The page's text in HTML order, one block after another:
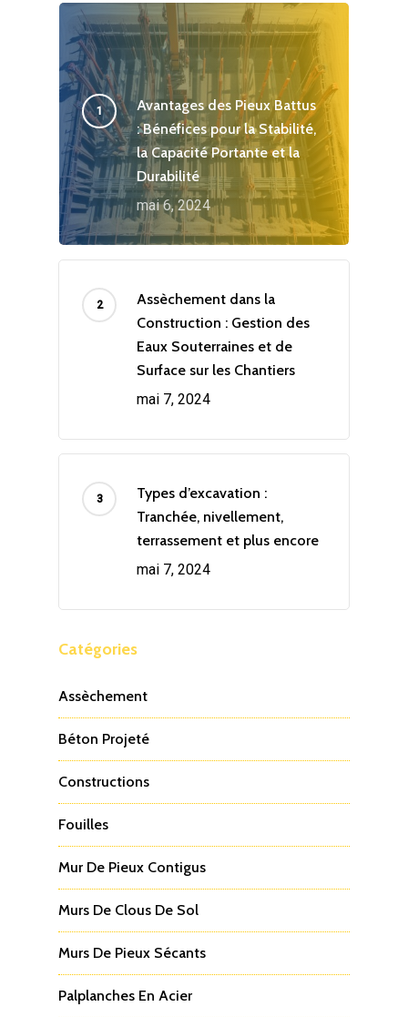
Avantages des Pieux Battus
: Bénéfices pour la Stabilité,
la Capacité Portante et la
Durabilité
mai 6, 2024
Assèchement dans la
Construction : Gestion des
Eaux Souterraines et de
Surface sur les Chantiers
mai 7, 2024
Types d’excavation :
Tranchée, nivellement,
terrassement et plus encore
mai 7, 2024
Catégories
Assèchement
Béton Projeté
Constructions
Fouilles
Mur De Pieux Contigus
Murs De Clous De Sol
Murs De Pieux Sécants
Palplanches En Acier